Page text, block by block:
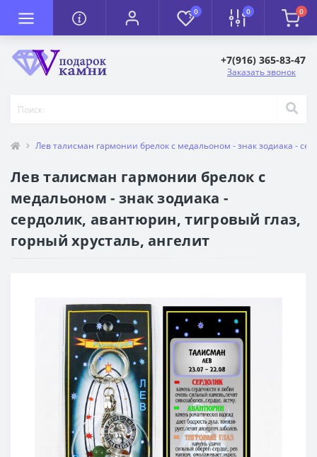
0 0 0
+7(916) 365-83-47
Заказать звонок
Лев талисман гармонии брелок с медальоном - знак зодиака -
Лев талисман гармонии брелок с
медальоном - знак зодиака -
сердолик, авантюрин, тигровый глаз,
горный хрусталь, ангелит